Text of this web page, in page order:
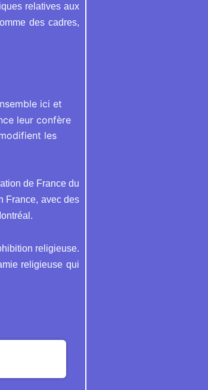
relatives aux
des cadres,
ici et
leur confère
les
de France du
France, avec des
religieuse.
religieuse qui